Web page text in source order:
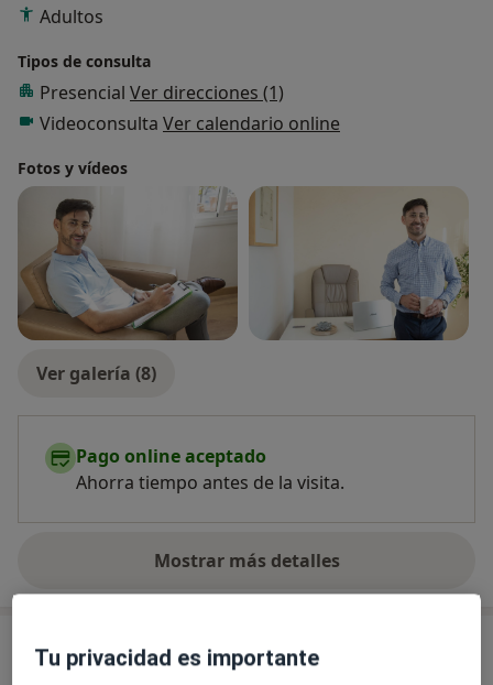
Adultos
Tipos de consulta
Presencial Ver direcciones (1)
Videoconsulta Ver calendario online
Fotos y vídeos
Ver galería (8)
Pago online aceptado
Ahorra tiempo antes de la visita.
Mostrar más detalles
sobre la experiencia
Novedades
Tu privacidad es importante